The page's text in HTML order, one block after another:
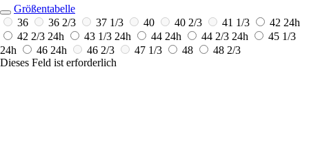
Größentabelle
36
36 2/3 37 1/3 40 40 2/3 41 1/3 42 24h
42 2/3 24h 43 1/3 24h 44 24h 44 2/3 24h
45 1/3
24h
46 24h 46 2/3 47 1/3 48
48 2/3
Dieses Feld ist erforderlich